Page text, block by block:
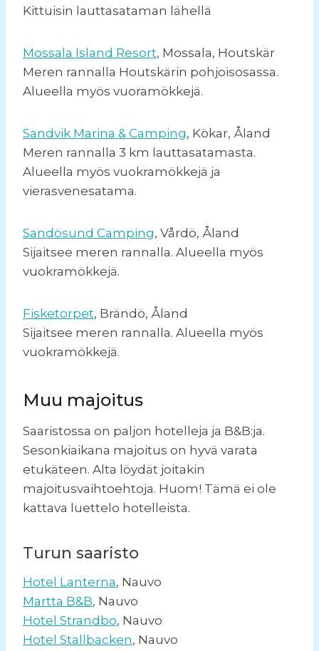
Kittuisin lauttasataman lähellä
Mossala Island Resort, Mossala, Houtskär
Meren rannalla Houtskärin pohjoisosassa.
Alueella myös vuoramökkejä.
Sandvik Marina & Camping, Kökar, Åland
Meren rannalla 3 km lauttasatamasta.
Alueella myös vuokramökkejä ja
vierasvenesatama.
Sandösund Camping, Vårdö, Åland
Sijaitsee meren rannalla. Alueella myös
vuokramökkejä.
Fisketorpet, Brändö, Åland
Sijaitsee meren rannalla. Alueella myös
vuokramökkejä.
Muu majoitus
Saaristossa on paljon hotelleja ja B&B:ja.
Sesonkiaikana majoitus on hyvä varata
etukäteen. Alta löydät joitakin
majoitusvaihtoehtoja. Huom! Tämä ei ole
kattava luettelo hotelleista.
Turun saaristo
Hotel Lanterna, Nauvo
Martta B&B, Nauvo
Hotel Strandbo, Nauvo
Hotel Stallbacken, Nauvo